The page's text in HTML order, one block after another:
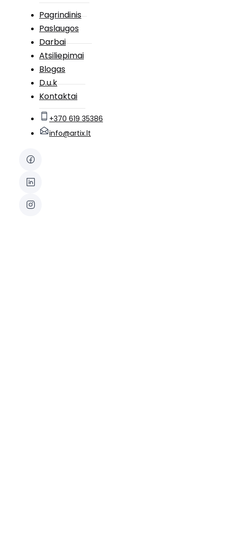
Pagrindinis
Paslaugos
Darbai
Atsiliepimai
Blogas
D.u.k
Kontaktai
+370 619 35386
info@artix.lt